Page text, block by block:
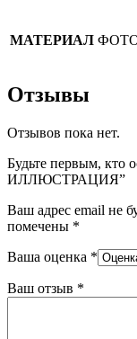
МАТЕРИАЛ
Отзывы
Отзывов пока нет.
Будьте первым,
ИЛЛЮСТРАЦИЯ”
Ваш адрес email не
помечены *
Ваша оценка *
Ваш отзыв *